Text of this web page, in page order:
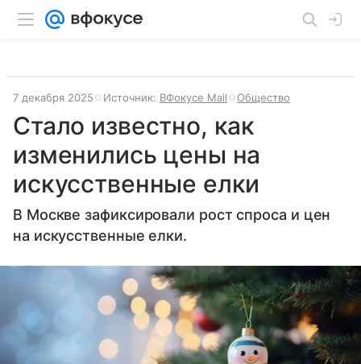
7 декабря 2025 Источник: ВФокусе Mail Общество
Стало известно, как
изменились цены на
искусственные елки
В Москве зафиксировали рост спроса и цен
на искусственные елки.